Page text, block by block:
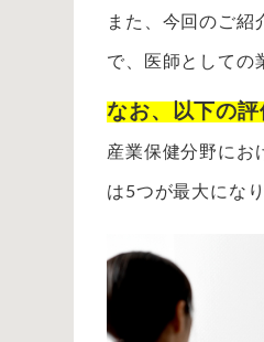
また、今回のご紹
で、医師としての
なお、以下の評
産業保健分野に
は5つが最大になり